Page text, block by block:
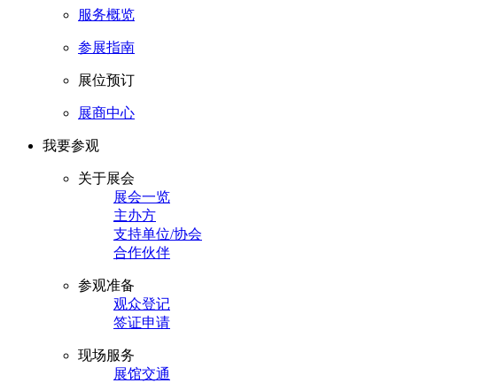
服务概览
参展指南
展位预订
展商中心
我要参观
关于展会
展会一览
主办方
支持单位/协会
合作伙伴
参观准备
观众登记
签证申请
现场服务
展馆交通